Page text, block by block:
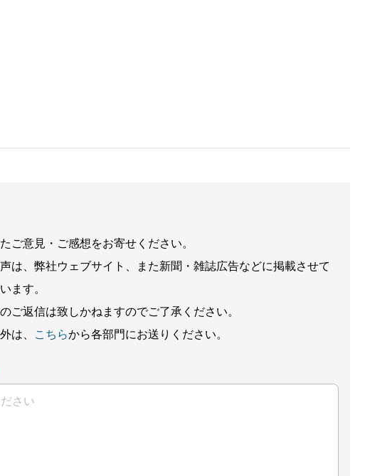
ご意見・ご感想をお寄せください。
は、弊社ウェブサイト、また新聞・雑誌広告などに掲載させて
ます。
ご返信は致しかねますのでご了承ください。
は、
こちらから各部門にお送りください。